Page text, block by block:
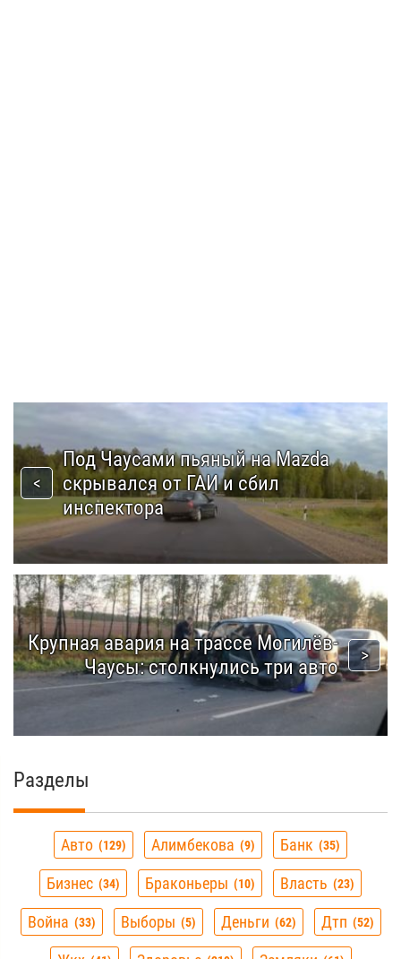
Под Чаусами пьяный на Mazda
скрывался от ГАИ и сбил
инспектора
Крупная авария на трассе Могилёв-
Чаусы: столкнулись три авто
Разделы
Авто 129 Алимбекова 9 Банк 35
Бизнес 34 Браконьеры 10 Власть 23
Война 33 Выборы 5 Деньги 62 Дтп 52